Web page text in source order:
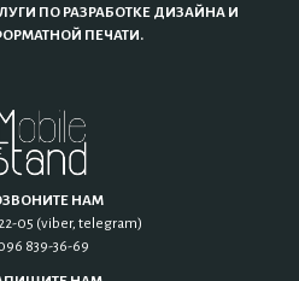
ПО РАЗРАБОТКЕ ДИЗАЙНА И
ПЕЧАТИ.
НАМ
05 (viber, telegram)
839-36-69